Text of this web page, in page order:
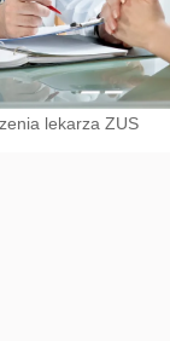
lekarza ZUS